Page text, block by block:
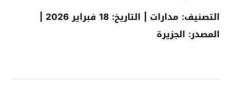
التصنيف: مدارات | التاريخ: 18 فبراير 2026 |
المصدر: الجزيرة